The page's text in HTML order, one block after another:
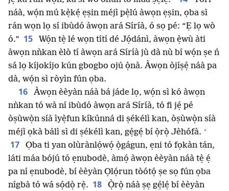
náà, wọ́n mú kẹ̀kẹ́ ẹṣin méjì pẹ̀lú àwọn ẹṣin, ọba sì
rán wọn lọ sí ibùdó àwọn ará Síríà, ó sọ pé: “Ẹ lọ wò
ó.” 15
Wọ́n tẹ̀ lé wọn títí dé Jọ́dánì, àwọn ẹ̀wù àti
àwọn nǹkan èlò tí àwọn ará Síríà jù dà nù bí wọ́n ṣe ń
sá lọ kíjokíjo kún gbogbo ojú ọ̀nà. Àwọn òjíṣẹ́ náà pa
dà, wọ́n sì ròyìn fún ọba.
16
Àwọn èèyàn náà bá jáde lọ, wọ́n sì kó àwọn
nǹkan tó wà ní ibùdó àwọn ará Síríà, tó fi jẹ́ pé
òṣùwọ̀n síà ìyẹ̀fun kíkúnná di ṣékélì kan, òṣùwọ̀n síà
méjì ọkà bálì sì di ṣékélì kan, gẹ́gẹ́ bí ọ̀rọ̀ Jèhófà. +
17
Ọba ti yan olùrànlọ́wọ́ ọ̀gágun, ẹni tó fọkàn tán,
láti máa bójú tó ẹnubodè, àmọ́ àwọn èèyàn náà tẹ̀ ẹ́
pa ní ẹnubodè, bí èèyàn Ọlọ́run tòótọ́ ṣe sọ fún ọba
nígbà tó wá sọ́dọ̀ rẹ̀. 18
Ọ̀rọ̀ náà ṣẹ gẹ́lẹ́ bí èèyàn